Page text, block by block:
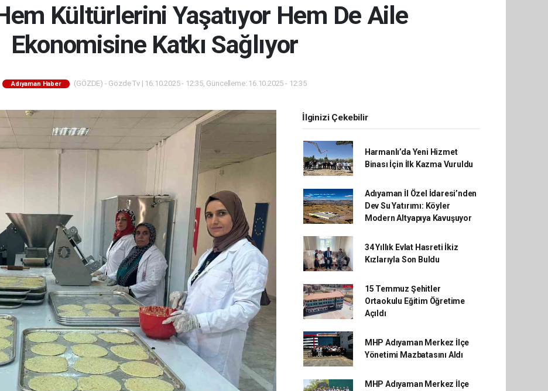
Kültürlerini Yaşatıyor Hem De Aile
Ekonomisine Katkı Sağlıyor
Adıyaman Haber (GÖZDE) - Gözde Tv | 16.10.2025 - 12:35, Güncelleme: 16.10.2025 - 12:35
İlginizi Çekebilir
Harmanlı’da Yeni Hizmet
Binası İçin İlk Kazma Vuruldu
Adıyaman İl Özel İdaresi’nden
Dev Su Yatırımı: Köyler
Modern Altyapıya Kavuşuyor
34 Yıllık Evlat Hasreti İkiz
Kızlarıyla Son Buldu
15 Temmuz Şehitler
Ortaokulu Eğitim Öğretime
Açıldı
MHP Adıyaman Merkez İlçe
Yönetimi Mazbatasını Aldı
MHP Adıyaman Merkez İlçe